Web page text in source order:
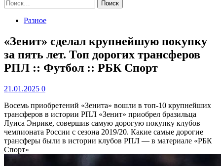
Найти:
Разное
«Зенит» сделал крупнейшую покупку
за пять лет. Топ дорогих трансферов
РПЛ :: Футбол :: РБК Спорт
21.01.2025 0
Восемь приобретений «Зенита» вошли в топ-10 крупнейших
трансферов в истории РПЛ «Зенит» приобрел бразильца
Луиса Энрике, совершив самую дорогую покупку клубов
чемпионата России с сезона 2019/20. Какие самые дорогие
трансферы были в истории клубов РПЛ — в материале «РБК
Спорт»